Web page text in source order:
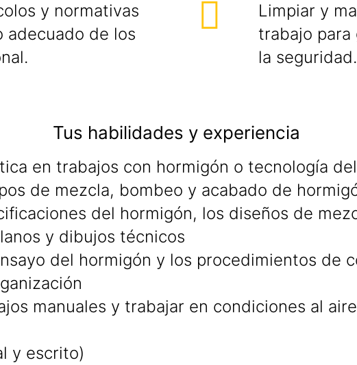
y normativas
adecuado de los
Limpiar y
trabajo
la seguridad.
Tus habilidades y experiencia
en trabajos con hormigón o tecnología
de mezcla, bombeo y acabado de
del hormigón, los diseños de
y dibujos técnicos
del hormigón y los procedimientos de
manuales y trabajar en condiciones al
y escrito)